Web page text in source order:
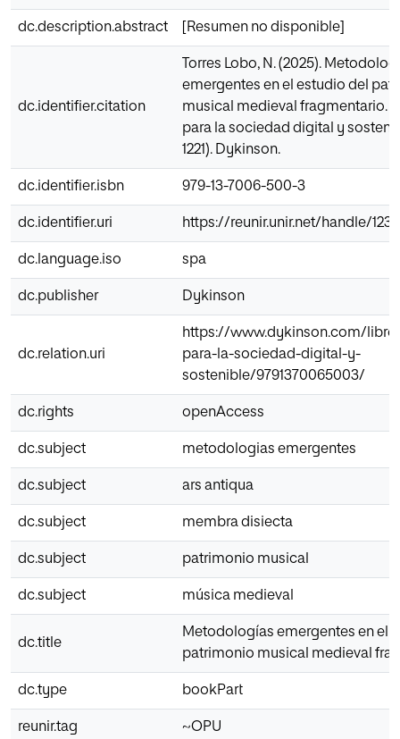
dc.description.abstract [Resumen no disponible]
dc.identifier.citation
Torres Lobo, N. (2025).
emergentes en el estudio del
musical medieval fragmentario.
para la sociedad digital y
1221). Dykinson.
dc.identifier.isbn 979-13-7006-500-3
dc.identifier.uri https://reunir.unir.net/handle/
dc.language.iso spa
dc.publisher Dykinson
dc.relation.uri
https://www.dykinson.com/
para-la-sociedad-digital-y-
sostenible/9791370065003/
dc.rights openAccess
dc.subject metodologias emergentes
dc.subject ars antiqua
dc.subject membra disiecta
dc.subject patrimonio musical
dc.subject música medieval
dc.title
Metodologías emergentes en el
patrimonio musical medieval
dc.type bookPart
reunir.tag ~OPU